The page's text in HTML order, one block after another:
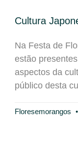
Cultura
Na Festa de
estão
aspectos da
público desta
Floresemorangos